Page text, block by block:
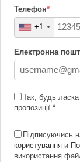
Телефон*
+1
Електронна
Так, будь
пропозиції *
Підписуючись
користування и
використання